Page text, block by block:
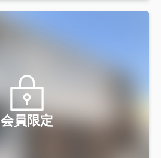
会員限定